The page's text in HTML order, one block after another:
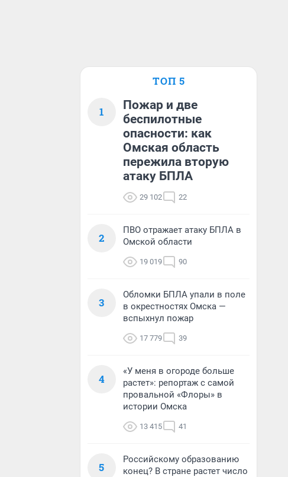
ТОП 5
1
Пожар и две
беспилотные
опасности: как
Омская область
пережила вторую
атаку БПЛА
29 102 22
2
ПВО отражает атаку БПЛА в
Омской области
19 019 90
3
Обломки БПЛА упали в поле
в окрестностях Омска —
вспыхнул пожар
17 779 39
4
«У меня в огороде больше
растет»: репортаж с самой
провальной «Флоры» в
истории Омска
13 415 41
5
Российскому образованию
конец? В стране растет число